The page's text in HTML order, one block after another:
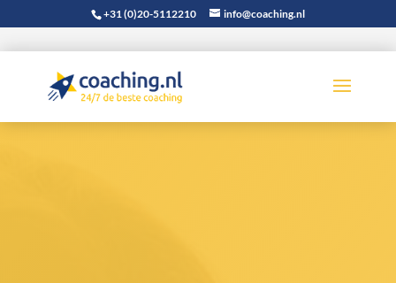
+31 (0)20-5112210 info@coaching.nl